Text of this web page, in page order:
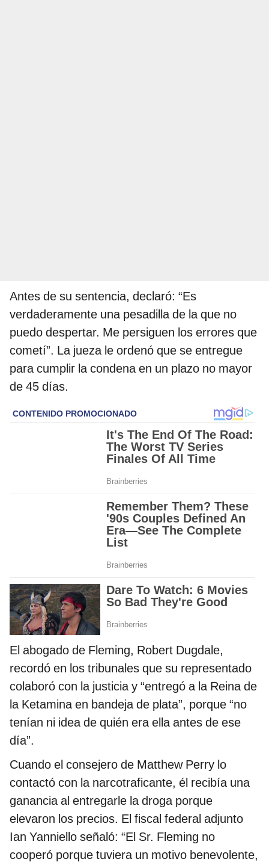
Antes de su sentencia, declaró: “Es
verdaderamente una pesadilla de la que no
puedo despertar. Me persiguen los errores que
cometí”. La jueza le ordenó que se entregue
para cumplir la condena en un plazo no mayor
de 45 días.
El abogado de Fleming, Robert Dugdale,
recordó en los tribunales que su representado
colaboró con la justicia y “entregó a la Reina de
la Ketamina en bandeja de plata”, porque “no
tenían ni idea de quién era ella antes de ese
día”.
Cuando el consejero de Matthew Perry lo
contactó con la narcotraficante, él recibía una
ganancia al entregarle la droga porque
elevaron los precios. El fiscal federal adjunto
Ian Yanniello señaló: “El Sr. Fleming no
cooperó porque tuviera un motivo benevolente,